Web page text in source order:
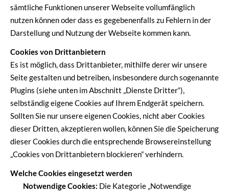
sämtliche Funktionen unserer Webseite vollumfänglich
nutzen können oder dass es gegebenenfalls zu Fehlern in der
Darstellung und Nutzung der Webseite kommen kann.
Cookies von Drittanbietern
Es ist möglich, dass Drittanbieter, mithilfe derer wir unsere
Seite gestalten und betreiben, insbesondere durch sogenannte
Plugins (siehe unten im Abschnitt „Dienste Dritter“),
selbständig eigene Cookies auf Ihrem Endgerät speichern.
Sollten Sie nur unsere eigenen Cookies, nicht aber Cookies
dieser Dritten, akzeptieren wollen, können Sie die Speicherung
dieser Cookies durch die entsprechende Browsereinstellung
„Cookies von Drittanbietern blockieren” verhindern.
Welche Cookies eingesetzt werden
Notwendige Cookies: Die Kategorie „Notwendige